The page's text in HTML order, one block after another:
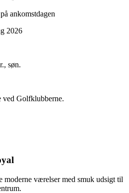
ankomstdagen
2026
søn.
ved Golfklubberne.
moderne værelser med smuk udsigt til